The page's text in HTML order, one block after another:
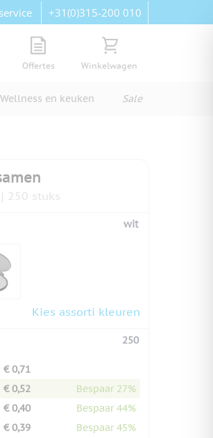
+31(0)315-200 010
View quote, Quote is empty
Offertes
Bekijk winkelwagen,
Winkelwagen
Wellness en keuken Sale
250 stuks
wit
Kies assorti kleuren
250
€ 0,71
€ 0,52
Bespaar 27%
€ 0,40
Bespaar 44%
€ 0,39
Bespaar 45%